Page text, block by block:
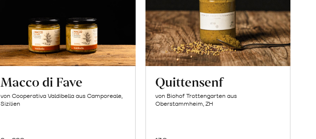
Macco di Fave
von Cooperativa Valdibella aus Camporeale,
Sizilien
Quittensenf
von Biohof Trottengarten aus
Oberstammheim, ZH